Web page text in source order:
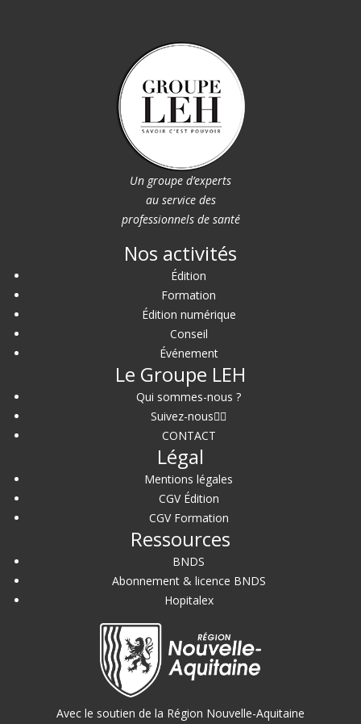
Un groupe d’experts
au service des
professionnels de santé
Nos activités
Édition
Formation
Édition numérique
Conseil
Événement
Le Groupe LEH
Qui sommes-nous ?
Suivez-nous
CONTACT
Légal
Mentions légales
CGV Édition
CGV Formation
Ressources
BNDS
Abonnement & licence BNDS
Hopitalex
Avec le soutien de la Région Nouvelle-Aquitaine